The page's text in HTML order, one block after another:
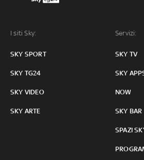
I siti Sky:
SKY SPORT
SKY TG24
SKY VIDEO
SKY ARTE
Servizi:
SKY TV
SKY
NOW
SKY BAR
SPAZI